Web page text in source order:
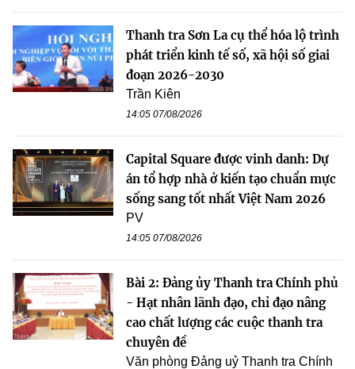
Thanh tra Sơn La cụ thể hóa lộ trình
phát triển kinh tế số, xã hội số giai
đoạn 2026-2030
Trần Kiên
14:05 07/08/2026
Capital Square được vinh danh: Dự
án tổ hợp nhà ở kiến tạo chuẩn mực
sống sang tốt nhất Việt Nam 2026
PV
14:05 07/08/2026
Bài 2: Đảng ủy Thanh tra Chính phủ
- Hạt nhân lãnh đạo, chỉ đạo nâng
cao chất lượng các cuộc thanh tra
chuyên đề
Văn phòng Đảng uỷ Thanh tra Chính